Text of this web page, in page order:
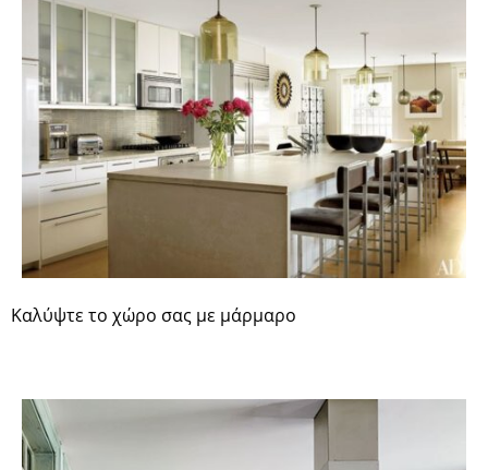
Καλύψτε το χώρο σας με μάρμαρο